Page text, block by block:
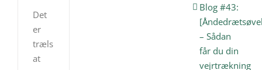
Det
er
træls
at
Blog #43:
– Sådan
får du din
vejrtrækning